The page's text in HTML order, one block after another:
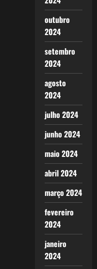
outubro
2024
setembro
2024
agosto
2024
julho 2024
junho 2024
maio 2024
abril 2024
março 2024
fevereiro
2024
janeiro
2024